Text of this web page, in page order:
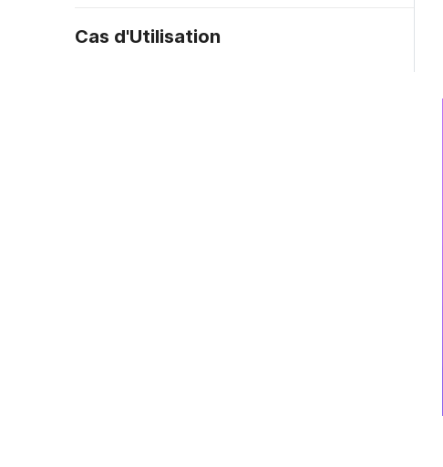
Cas d'Utilisation